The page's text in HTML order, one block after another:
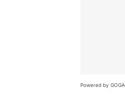
Powered by GOGA